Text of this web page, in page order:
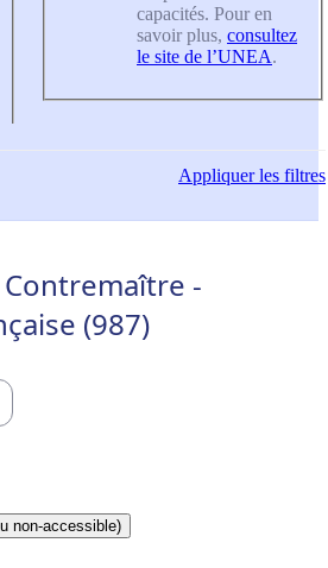
capacités. Pour en
savoir plus, consultez
le site de l’UNEA.
Appliquerles filtres
-
(987)
non-accessible)